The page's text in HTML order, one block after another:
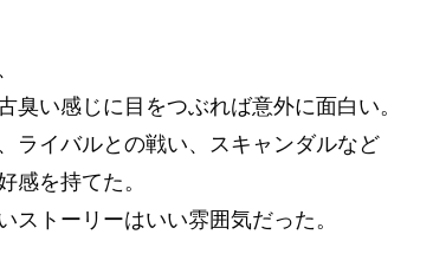
い感じに目をつぶれば意外に面白い。
ライバルとの戦い、スキャンダルなど
感を持てた。
トーリーはいい雰囲気だった。